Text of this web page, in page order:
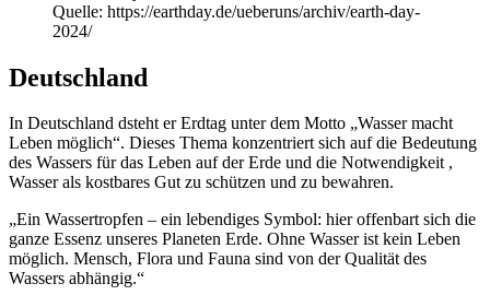
Quelle: https://earthday.de/ueberuns/archiv/earth-day-
2024/
Deutschland
In Deutschland dsteht er Erdtag unter dem Motto „Wasser macht
Leben möglich“. Dieses Thema konzentriert sich auf die Bedeutung
des Wassers für das Leben auf der Erde und die Notwendigkeit ,
Wasser als kostbares Gut zu schützen und zu bewahren.
„Ein Wassertropfen – ein lebendiges Symbol: hier offenbart sich die
ganze Essenz unseres Planeten Erde. Ohne Wasser ist kein Leben
möglich. Mensch, Flora und Fauna sind von der Qualität des
Wassers abhängig.“